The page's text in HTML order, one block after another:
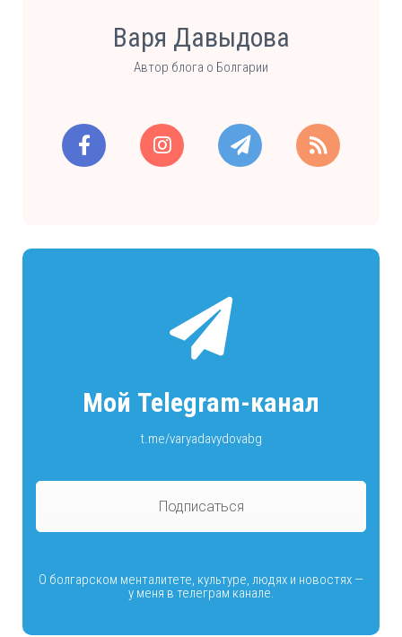
Варя Давыдова
Автор блога о Болгарии
Мой Telegram-канал
t.me/varyadavydovabg
Подписаться
О болгарском менталитете, культуре, людях и новостях —
у меня в телеграм канале.